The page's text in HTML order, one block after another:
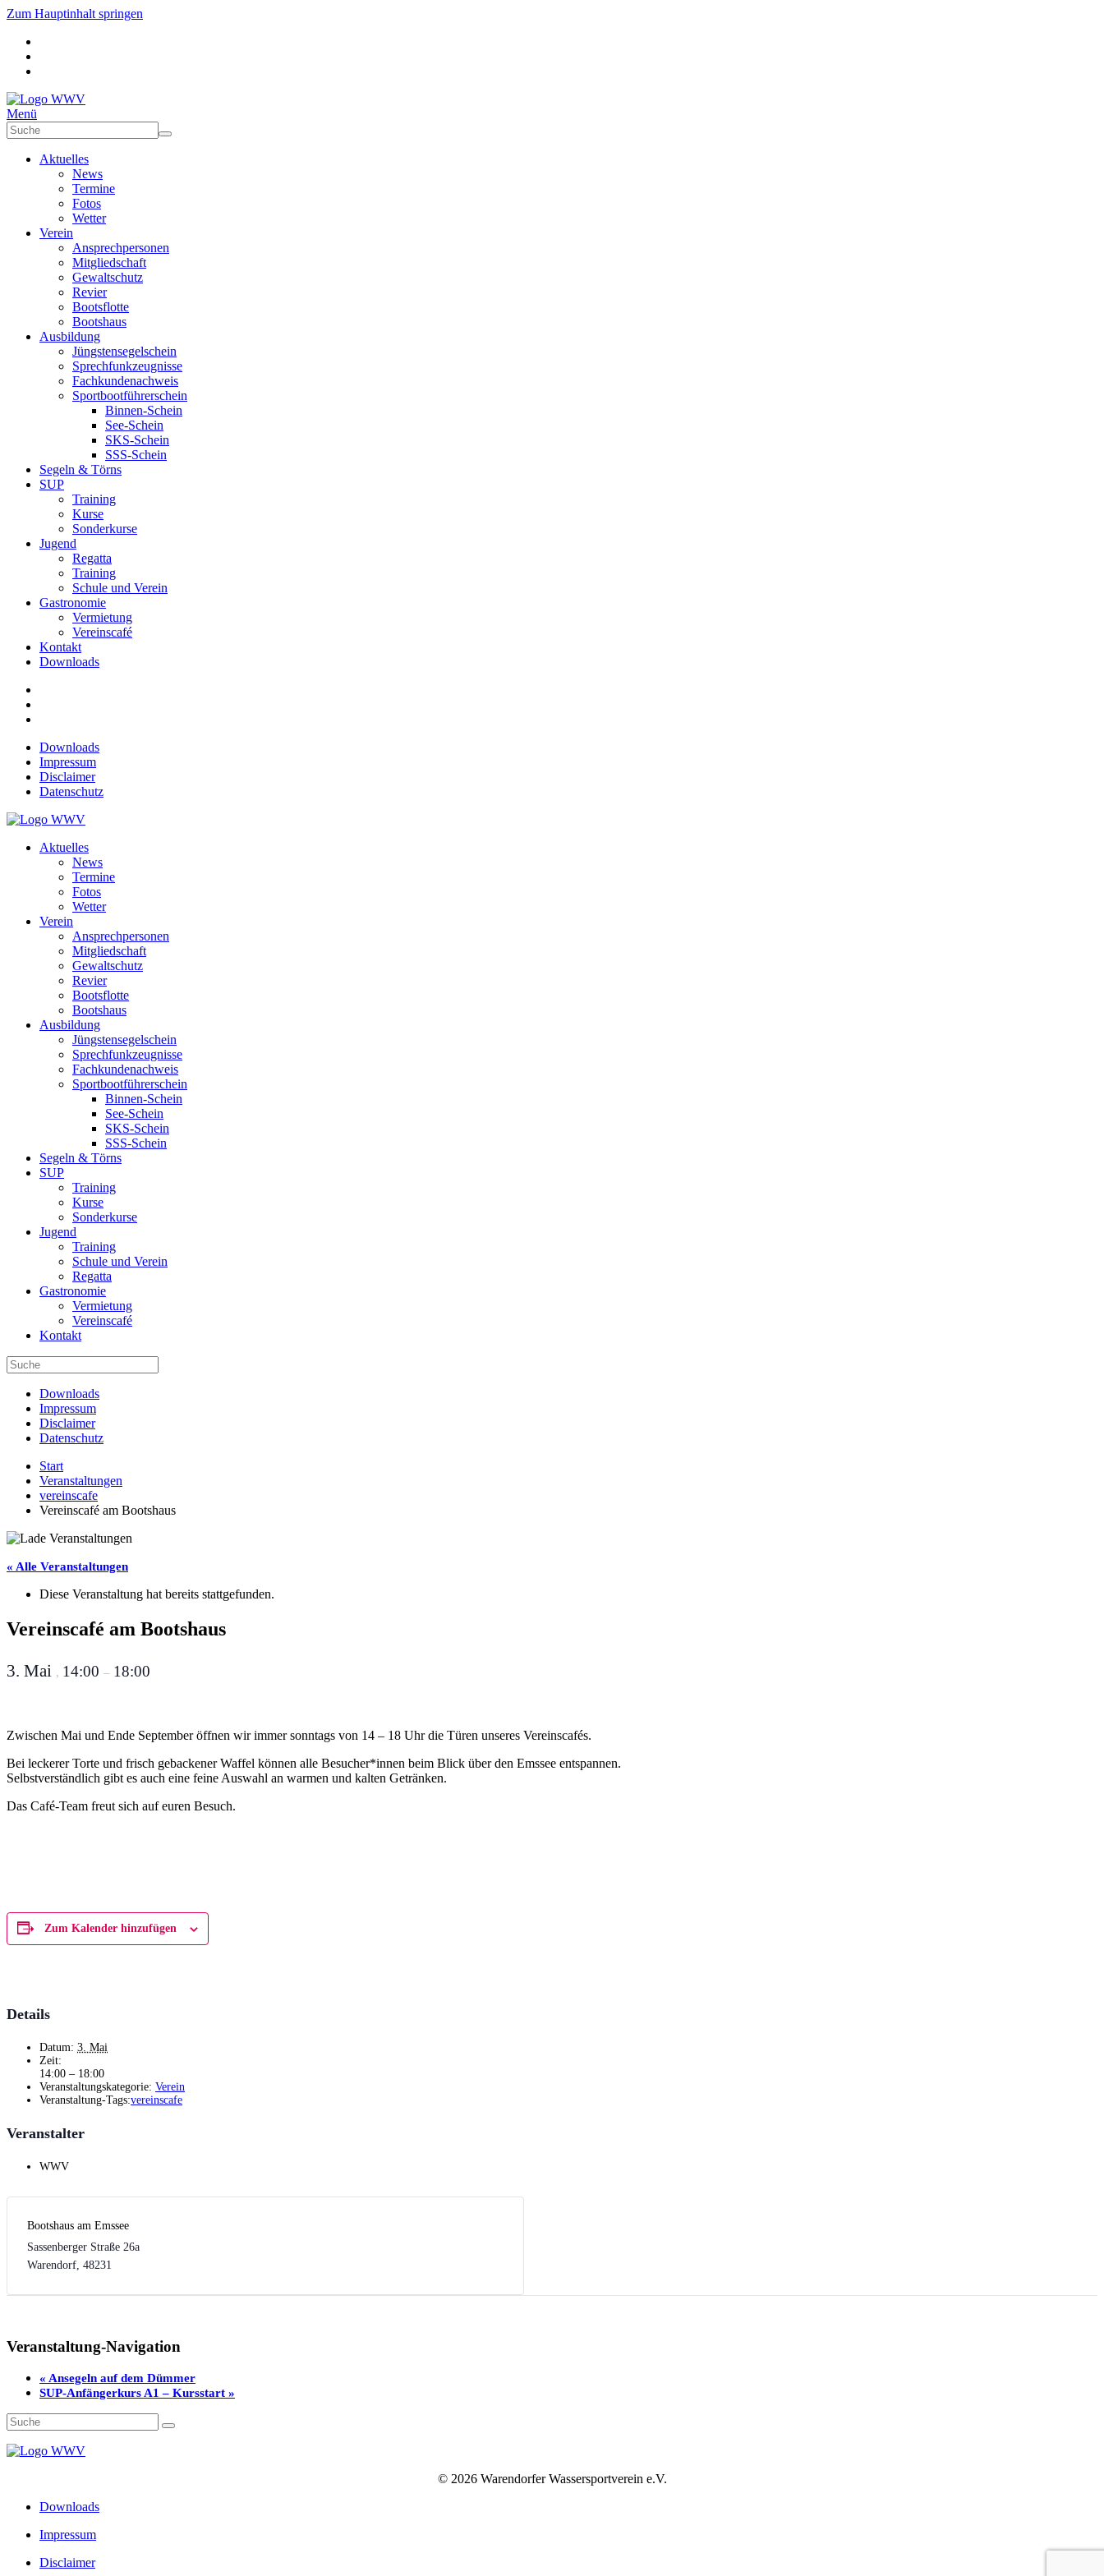
Zum Hauptinhalt springen
Menü
Aktuelles
News
Termine
Fotos
Wetter
Verein
Ansprechpersonen
Mitgliedschaft
Gewaltschutz
Revier
Bootsflotte
Bootshaus
Ausbildung
Jüngstensegelschein
Sprechfunkzeugnisse
Fachkundenachweis
Sportbootführerschein
Binnen-Schein
See-Schein
SKS-Schein
SSS-Schein
Segeln & Törns
SUP
Training
Kurse
Sonderkurse
Jugend
Regatta
Training
Schule und Verein
Gastronomie
Vermietung
Vereinscafé
Kontakt
Downloads
Downloads
Impressum
Disclaimer
Datenschutz
Aktuelles
News
Termine
Fotos
Wetter
Verein
Ansprechpersonen
Mitgliedschaft
Gewaltschutz
Revier
Bootsflotte
Bootshaus
Ausbildung
Jüngstensegelschein
Sprechfunkzeugnisse
Fachkundenachweis
Sportbootführerschein
Binnen-Schein
See-Schein
SKS-Schein
SSS-Schein
Segeln & Törns
SUP
Training
Kurse
Sonderkurse
Jugend
Training
Schule und Verein
Regatta
Gastronomie
Vermietung
Vereinscafé
Kontakt
Downloads
Impressum
Disclaimer
Datenschutz
Start
Veranstaltungen
vereinscafe
Vereinscafé am Bootshaus
« Alle Veranstaltungen
Diese Veranstaltung hat bereits stattgefunden.
Vereinscafé am Bootshaus
3. Mai , 14:00 – 18:00
Zwischen Mai und Ende September öffnen wir immer sonntags von 14 – 18 Uhr die Türen unseres Vereinscafés.
Bei leckerer Torte und frisch gebackener Waffel können alle Besucher*innen beim Blick über den Emssee entspannen.
Selbstverständlich gibt es auch eine feine Auswahl an warmen und kalten Getränken.
Das Café-Team freut sich auf euren Besuch.
Zum Kalender hinzufügen
Details
Datum: 3. Mai
Zeit:
14:00 – 18:00
Veranstaltungskategorie: Verein
Veranstaltung-Tags:vereinscafe
Veranstalter
WWV
Bootshaus am Emssee
Sassenberger Straße 26a
Warendorf 48231
Veranstaltung-Navigation
« Ansegeln auf dem Dümmer
SUP-Anfängerkurs A1 – Kursstart »
© 2026 Warendorfer Wassersportverein e.V.
Downloads
Impressum
Disclaimer